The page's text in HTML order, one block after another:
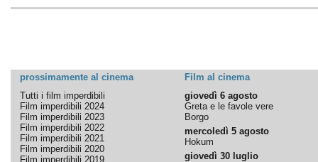
prossimamente al cinema
Film al cinema
Tutti i film imperdibili
Film imperdibili 2024
Film imperdibili 2023
Film imperdibili 2022
Film imperdibili 2021
Film imperdibili 2020
Film imperdibili 2019
giovedì 6 agosto
Greta e le favole vere
Borgo
mercoledì 5 agosto
Hokum
giovedì 30 luglio